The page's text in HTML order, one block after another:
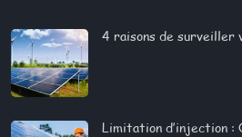
4 raisons de surveiller
Limitation d’injection :